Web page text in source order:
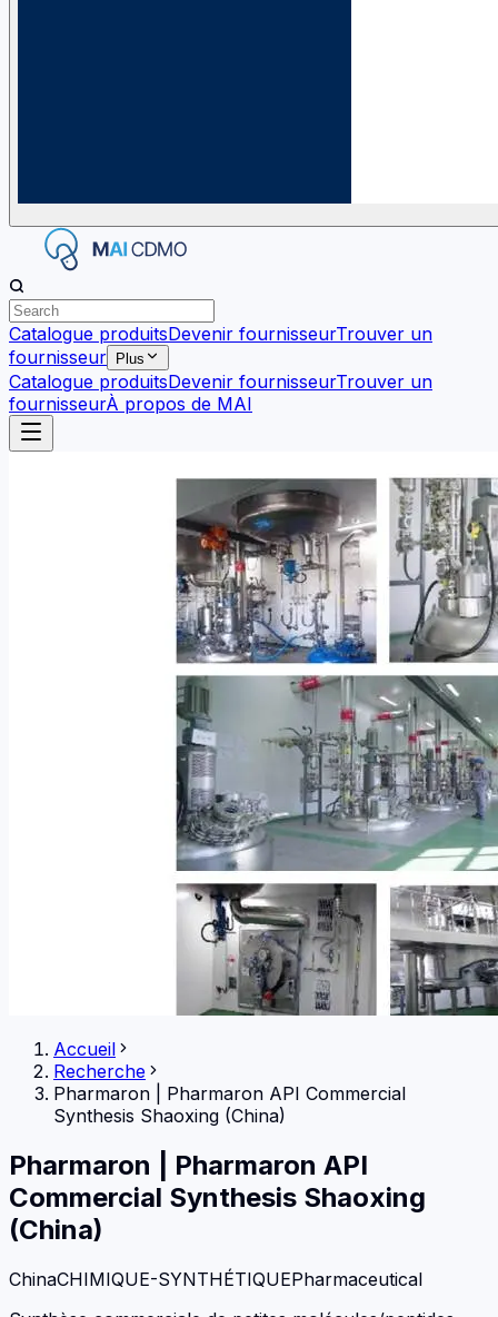
Catalogue produitsDevenir fournisseurTrouver un
fournisseur
Plus
Catalogue produitsDevenir fournisseurTrouver un
fournisseurÀ propos de MAI
Accueil
Recherche
Pharmaron
Pharmaron API Commercial
Synthesis Shaoxing (China)
Pharmaron
Pharmaron API
Commercial Synthesis Shaoxing
(China)
ChinaCHIMIQUE-SYNTHÉTIQUEPharmaceutical